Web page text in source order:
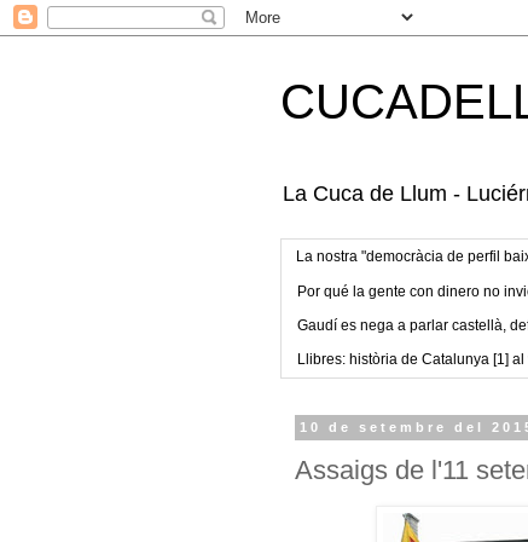
La Cuca de Llum -
La nostra "democràcia de perfil
Por qué la gente con dinero no
Gaudí es nega a parlar castellà,
Llibres: història de Catalunya [1]
10 de setembre del
Assaigs de l'11